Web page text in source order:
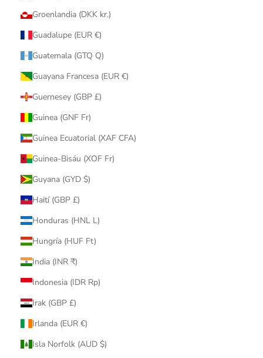
Groenlandia (DKK kr.)
Guadalupe (EUR €)
Guatemala (GTQ Q)
Guayana Francesa (EUR €)
Guernesey (GBP £)
Guinea (GNF Fr)
Guinea Ecuatorial (XAF CFA)
Guinea-Bisáu (XOF Fr)
Guyana (GYD $)
Haití (GBP £)
Honduras (HNL L)
Hungría (HUF Ft)
India (INR ₹)
Indonesia (IDR Rp)
Irak (GBP £)
Irlanda (EUR €)
Isla Norfolk (AUD $)